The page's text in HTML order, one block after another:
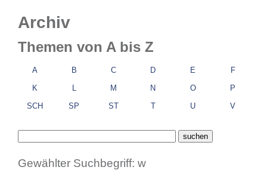
Archiv
Themen von A bis Z
A B C D E
F
K
L M N O
P
SCH
SP ST T U V
Gewählter Suchbegriff: w